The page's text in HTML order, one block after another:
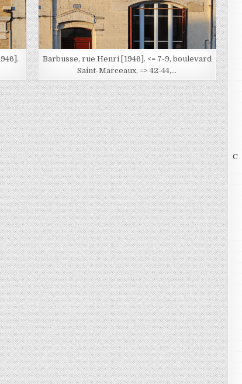
Barbusse, rue Henri [1946]. <= 7-9, boulevard
Saint-Marceaux, => 42-44,…
C